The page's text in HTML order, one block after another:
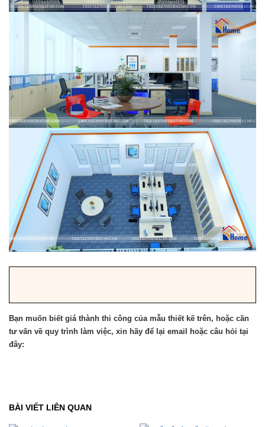
Bạn muốn biết giá thành thi công của mẫu thiết kế trên, hoặc cần
tư vấn về quy trình làm việc, xin hãy để lại email hoặc câu hỏi tại
đây:
BÀI VIẾT LIÊN QUAN